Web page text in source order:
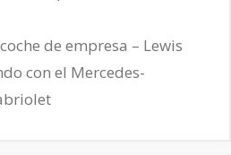
de empresa – Lewis
con el Mercedes-